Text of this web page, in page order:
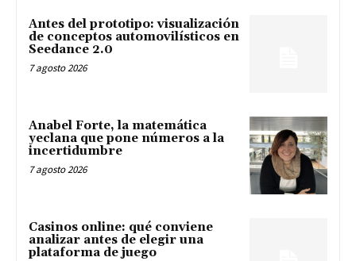
Antes del prototipo: visualización
de conceptos automovilísticos en
Seedance 2.0
7 agosto 2026
Anabel Forte, la matemática
yeclana que pone números a la
incertidumbre
7 agosto 2026
Casinos online: qué conviene
analizar antes de elegir una
plataforma de juego